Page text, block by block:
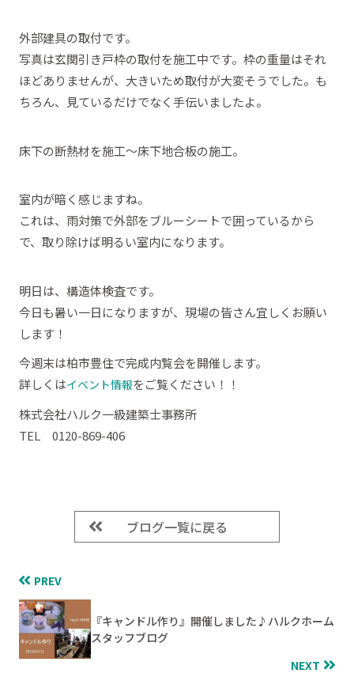
外部建具の取付です。
写真は玄関引き戸枠の取付を施工中です。枠の重量はそれ
ほどありませんが、大きいため取付が大変そうでした。も
ちろん、見ているだけでなく手伝いましたよ。
床下の断熱材を施工～床下地合板の施工。
室内が暗く感じますね。
これは、雨対策で外部をブルーシートで囲っているから
で、取り除けば明るい室内になります。
明日は、構造体検査です。
今日も暑い一日になりますが、現場の皆さん宜しくお願い
します！
今週末は柏市豊住で完成内覧会を開催します。
詳しくはイベント情報をご覧ください！！
株式会社ハルク一級建築士事務所
TEL 0120-869-406
ブログ一覧に戻る
PREV
『キャンドル作り』開催しました♪ハルクホーム
スタッフブログ
NEXT